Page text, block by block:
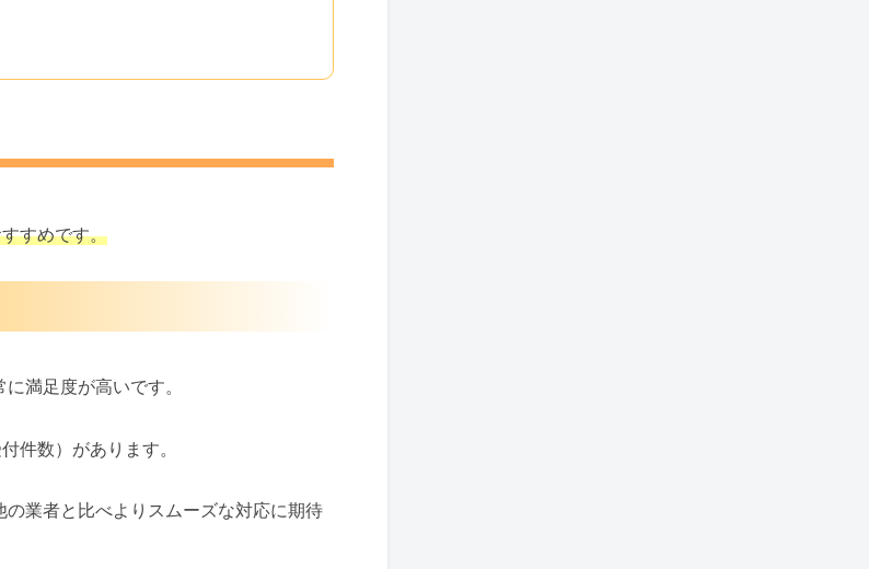
すめです。
満足度が高いです。
件数）があります。
業者と比べよりスムーズな対応に期待